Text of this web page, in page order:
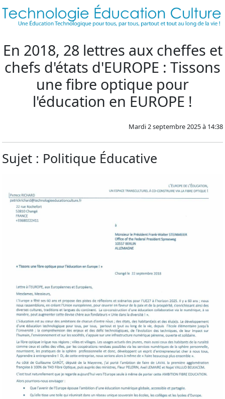
En 2018, 28 lettres aux cheffes et
chefs d'états d'EUROPE : Tissons
une fibre optique pour
l'éducation en EUROPE !
Mardi 2 septembre 2025 à 14:38
Sujet : Politique Éducative